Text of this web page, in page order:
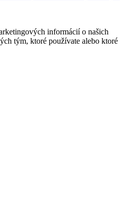
informácií o našich
tým, ktoré používate alebo ktoré